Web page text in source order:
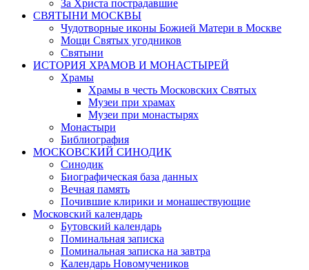
За Христа пострадавшие
СВЯТЫНИ МОСКВЫ
Чудотворные иконы Божией Матери в Москве
Мощи Святых угодников
Святыни
ИСТОРИЯ ХРАМОВ И МОНАСТЫРЕЙ
Храмы
Храмы в честь Московских Святых
Музеи при храмах
Музеи при монастырях
Монастыри
Библиография
МОСКОВСКИЙ СИНОДИК
Синодик
Биографическая база данных
Вечная память
Почившие клирики и монашествующие
Московский календарь
Бутовский календарь
Поминальная записка
Поминальная записка на завтра
Календарь Новомучеников